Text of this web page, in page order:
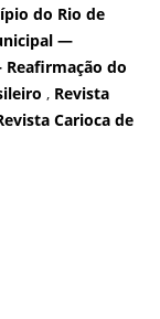
do Rio de
—
Reafirmação do
, Revista
Carioca de